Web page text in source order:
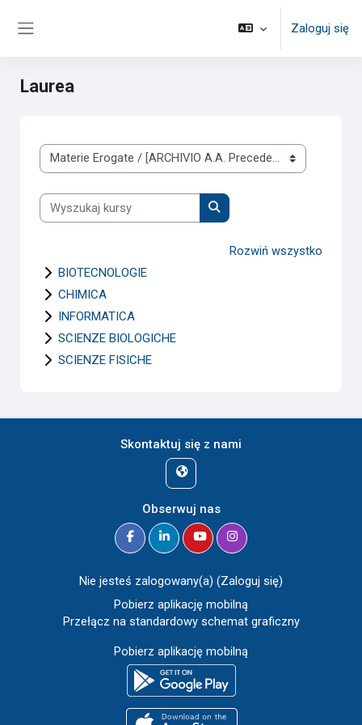
Zaloguj się
Laurea
Kategorie kursów
Wyszukaj kursy
Wyszukaj kursy
Rozwiń wszystko
BIOTECNOLOGIE
CHIMICA
INFORMATICA
SCIENZE BIOLOGICHE
SCIENZE FISICHE
Skontaktuj się z nami
Obserwuj nas
Nie jesteś zalogowany(a) (Zaloguj się)
Pobierz aplikację mobilną
Przełącz na standardowy schemat graficzny
Pobierz aplikację mobilną